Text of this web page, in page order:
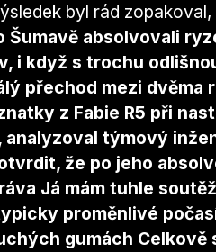
byl rád
Šumavě absolvovali
i když s trochu
přechod mezi dvěma
z Fabie R5 při
analyzoval týmový
že po jeho
Já mám tuhle
proměnlivé
gumách Celkově